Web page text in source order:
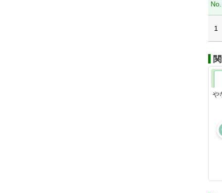
No.
1
や